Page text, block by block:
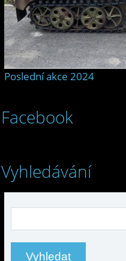
Poslední akce 2024
Facebook
Vyhledávání